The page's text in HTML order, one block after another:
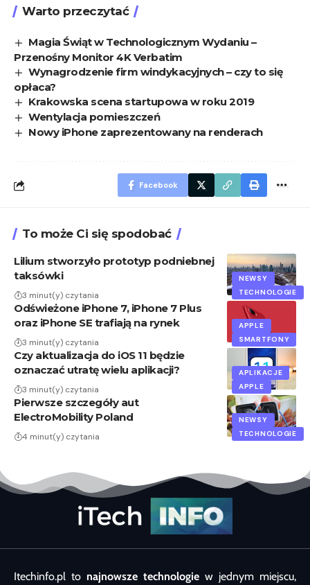
Warto przeczytać
Magia Świąt w Technologicznym Wydaniu –
Przenośny Monitor 4K Verbatim
Wynagrodzenie firm windykacyjnych – czy to się
opłaca?
Krakowska scena startupowa w roku 2019
Wentylacja pomieszczeń
Nowy iPhone zaprezentowany na renderach
Facebook
To może Ci się spodobać
NEWSY
TECHNOLOGIE
Lilium stworzyło prototyp podniebnej
taksówki
3 minut(y) czytania
APPLE
SMARTFONY
Odświeżone iPhone 7, iPhone 7 Plus
oraz iPhone SE trafiają na rynek
3 minut(y) czytania
APLIKACJE
APPLE
Czy aktualizacja do iOS 11 będzie
oznaczać utratę wielu aplikacji?
3 minut(y) czytania
NEWSY
TECHNOLOGIE
Pierwsze szczegóły aut
ElectroMobility Poland
4 minut(y) czytania
Itechinfo.pl to najnowsze technologie w jednym miejscu,